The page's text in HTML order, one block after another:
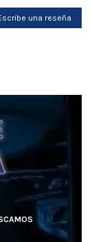
una reseña